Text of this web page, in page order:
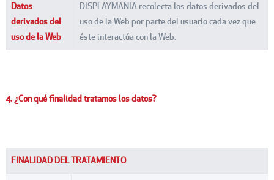
Datos
derivados del
uso de la Web
DISPLAYMANIA recolecta los datos derivados del
uso de la Web por parte del usuario cada vez que
éste interactúa con la Web.
4. ¿Con qué finalidad tratamos los datos?
FINALIDAD DEL TRATAMIENTO